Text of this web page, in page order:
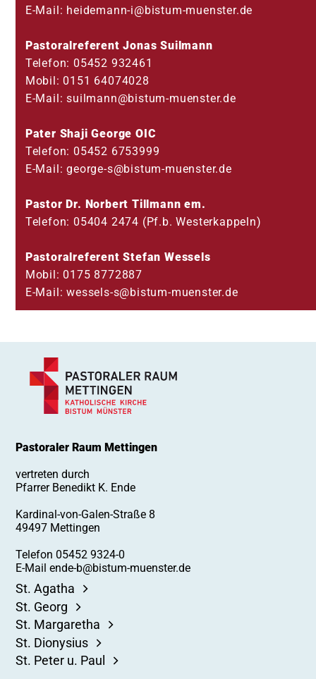
E-Mail: heidemann-i@bistum-muenster.de
Pastoralreferent Jonas Suilmann
Telefon: 05452 932461
Mobil: 0151 64074028
E-Mail: suilmann@bistum-muenster.de
Pater Shaji George OIC
Telefon: 05452 6753999
E-Mail: george-s@bistum-muenster.de
Pastor Dr. Norbert Tillmann em.
Telefon: 05404 2474 (Pf.b. Westerkappeln)
Pastoralreferent Stefan Wessels
Mobil: 0175 8772887
E-Mail: wessels-s@bistum-muenster.de
Pastoraler Raum Mettingen
vertreten durch
Pfarrer Benedikt K. Ende
Kardinal-von-Galen-Straße 8
49497 Mettingen
Telefon 05452 9324-0
E-Mail ende-b@bistum-muenster.de
St. Agatha
St. Georg
St. Margaretha
St. Dionysius
St. Peter u. Paul